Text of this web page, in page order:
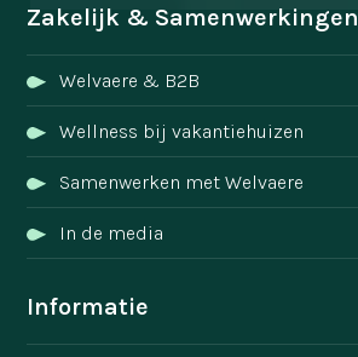
Zakelijk & Samenwerkingen
Welvaere & B2B
Wellness bij vakantiehuizen
Samenwerken met Welvaere
In de media
Informatie